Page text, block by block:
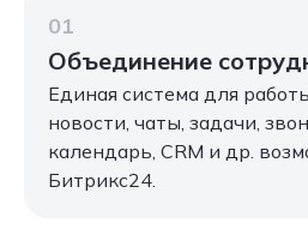
01
Объединение
Единая система для
новости, чаты, задачи,
календарь, CRM и др.
Битрикс24.